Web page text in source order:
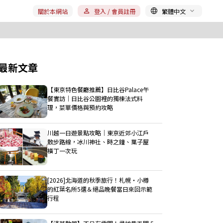
關於本網站 登入 / 會員註冊 繁體中文
新文章
【東京特色餐廳推薦】日比谷Palace午
餐實訪｜日比谷公園裡的獨棟法式料
理，菜單價格與預約攻略
川越一日遊景點攻略｜東京近郊小江戶
散步路線，冰川神社、時之鐘、菓子屋
橫丁一次玩
[2026]北海道的秋季旅行！札幌・小樽
的紅葉名所5選＆絕品晚餐當日來回示範
行程